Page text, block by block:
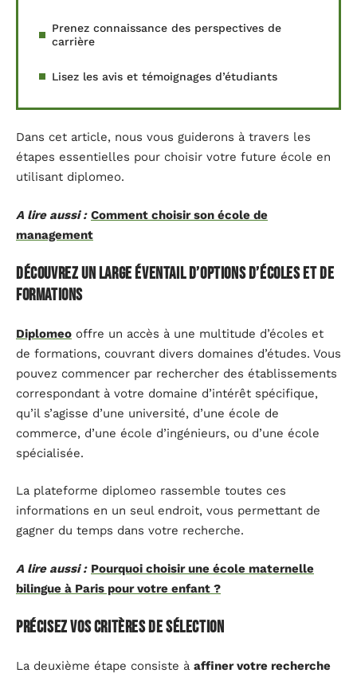
Prenez connaissance des perspectives de
carrière
Lisez les avis et témoignages d’étudiants
Dans cet article, nous vous guiderons à travers les
étapes essentielles pour choisir votre future école en
utilisant diplomeo.
A lire aussi : Comment choisir son école de
management
Découvrez un large éventail d’options d’écoles et de
formations
Diplomeo offre un accès à une multitude d’écoles et
de formations, couvrant divers domaines d’études. Vous
pouvez commencer par rechercher des établissements
correspondant à votre domaine d’intérêt spécifique,
qu’il s’agisse d’une université, d’une école de
commerce, d’une école d’ingénieurs, ou d’une école
spécialisée.
La plateforme diplomeo rassemble toutes ces
informations en un seul endroit, vous permettant de
gagner du temps dans votre recherche.
A lire aussi : Pourquoi choisir une école maternelle
bilingue à Paris pour votre enfant ?
Précisez vos critères de sélection
La deuxième étape consiste à affiner votre recherche